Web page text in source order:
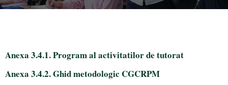
Anexa 3.4.1. Program al activitatilor de tutorat
Anexa 3.4.2. Ghid metodologic CGCRPM